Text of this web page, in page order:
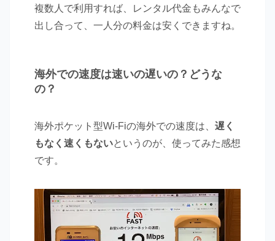
複数人で利用すれば、レンタル代金もみんなで
出し合って、一人分の料金は安くできますね。
海外での速度は速いの遅いの？どうな
の？
海外ポケット型Wi-Fiの海外での速度は、 遅く
もなく速くもないというのが、使ってみた感想
です。